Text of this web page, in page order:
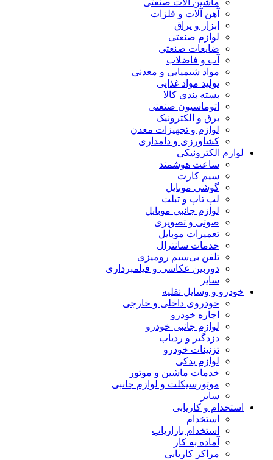
ماشین آلات صنعتی
آهن آلات و فلزات
ابزار و یراق
لوازم صنعتی
ضایعات صنعتی
آب و فاضلاب
مواد شیمیایی و معدنی
تولید مواد غذایی
بسته بندی کالا
اتوماسیون صنعتی
برق و الکترونیک
لوازم و تجهیزات معدن
کشاورزی و دامداری
لوازم الکترونیکی
ساعت هوشمند
سیم کارت
گوشی موبایل
لپ تاپ و تبلت
لوازم جانبی موبایل
صوتی و تصویری
تعمیرات موبایل
خدمات سانترال
تلفن بی‌سیم رومیزی
دوربین عکاسی و فیلمبرداری
سایر
خودرو و وسایل نقلیه
خودروی داخلی و خارجی
اجاره خودرو
لوازم جانبی خودرو
دزدگیر و ردیاب
تزئینات خودرو
لوازم یدکی
خدمات ماشین و موتور
موتورسیکلت و لوازم جانبی
سایر
استخدام و کاریابی
استخدام
استخدام بازاریاب
آماده به کار
مراکز کاریابی